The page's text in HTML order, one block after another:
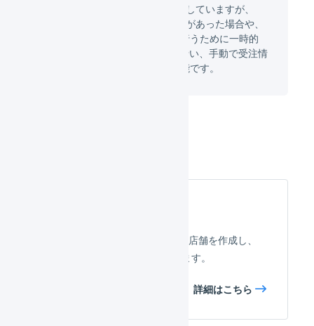
「APIによる自動連携」を推奨していますが、
API連携になんらかのトラブルがあった場合や、
過去の注文情報から再発送を行うために一時的
に「CSVによる手動連携」を行い、手動で受注情
報を取り込むという運用も可能です。
LOGILESS上にfutureshop用の店舗を作成し、
連携のための事前設定を行います。
詳細はこちら